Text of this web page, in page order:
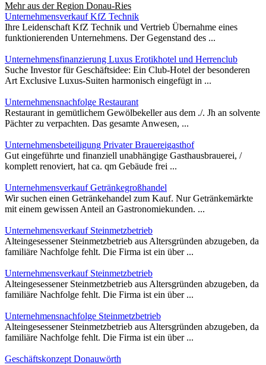
Mehr aus der Region Donau-Ries
Unternehmensverkauf KfZ Technik
Ihre Leidenschaft KfZ Technik und Vertrieb Übernahme eines
funktionierenden Unternehmens. Der Gegenstand des ...
Unternehmensfinanzierung Luxus Erotikhotel und Herrenclub
Suche Investor für Geschäftsidee: Ein Club-Hotel der besonderen
Art Exclusive Luxus-Suiten harmonisch eingefügt in ...
Unternehmensnachfolge Restaurant
Restaurant in gemütlichem Gewölbekeller aus dem ./. Jh an solvente
Pächter zu verpachten. Das gesamte Anwesen, ...
Unternehmensbeteiligung Privater Brauereigasthof
Gut eingeführte und finanziell unabhängige Gasthausbrauerei, /
komplett renoviert, hat ca. qm Gebäude frei ...
Unternehmensverkauf Getränkegroßhandel
Wir suchen einen Getränkehandel zum Kauf. Nur Getränkemärkte
mit einem gewissen Anteil an Gastronomiekunden. ...
Unternehmensverkauf Steinmetzbetrieb
Alteingesessener Steinmetzbetrieb aus Altersgründen abzugeben, da
familiäre Nachfolge fehlt. Die Firma ist ein über ...
Unternehmensverkauf Steinmetzbetrieb
Alteingesessener Steinmetzbetrieb aus Altersgründen abzugeben, da
familiäre Nachfolge fehlt. Die Firma ist ein über ...
Unternehmensnachfolge Steinmetzbetrieb
Alteingesessener Steinmetzbetrieb aus Altersgründen abzugeben, da
familiäre Nachfolge fehlt. Die Firma ist ein über ...
Geschäftskonzept Donauwörth